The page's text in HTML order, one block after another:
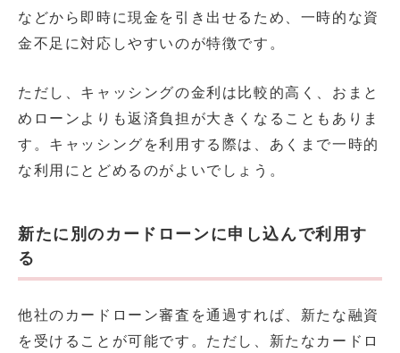
などから即時に現金を引き出せるため、一時的な資
金不足に対応しやすいのが特徴です。
ただし、キャッシングの金利は比較的高く、おまと
めローンよりも返済負担が大きくなることもありま
す。キャッシングを利用する際は、あくまで一時的
な利用にとどめるのがよいでしょう。
新たに別のカードローンに申し込んで利用す
る
他社のカードローン審査を通過すれば、新たな融資
を受けることが可能です。ただし、新たなカードロ